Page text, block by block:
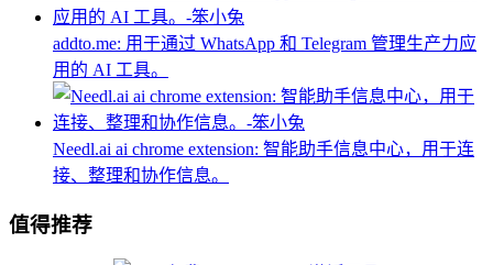
addto.me: 用于通过 WhatsApp 和 Telegram 管理生产力应
用的 AI 工具。
Needl.ai ai chrome extension: 智能助手信息中心，用于连
接、整理和协作信息。
值得推荐